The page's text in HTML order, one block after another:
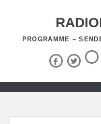
PROGRAMME –
Facebook
X
(Twitter)
Zum
springen